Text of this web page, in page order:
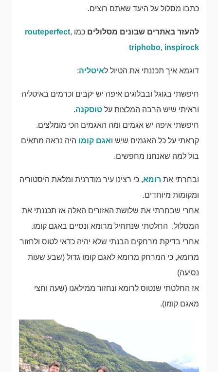
כתבו מסלול על היעד שאתם רוצים.
להעזר באתרים שבונים מסלולים כמו routeperfect,
triphobo, inspirock
דוגמא איך תכננתי את הטיול לאיטליה:
חיפשתי בגוגל ובבלוגים איפה יש יקבים וכרמים באיטליה
וראיתי שיש הרבה המלצות על טוסקנה.
חיפשתי איפה יש אגמים ומה האגמים הכי מומלצים.
קראתי על כל האגמים שיש ואגם קומו היה נראה מתאים
בול למה שאנחנו מחפשים.
ובחרתי את רומא, כי רצינו עיר מודרנית ומלאת היסטוריה
ומקומות מיוחדים.
אחרי שבחרתי את שלושת האזורים האלה אז תכננתי את
המסלול. החלטתי שנתחיל מרומא ונסיים באגם קומו.
אחרי בדיקת מרחקים הבנתי שלא יהיה כדאי לטוס ולחזור
מרומא, כי המרחק מרומא לאגם קומו גדול (שבע שעות
נסיעה)
אז החלטתי שנטוס לרומא ונחזור ממילאנו (שעה וחצי
מאגם קומו).